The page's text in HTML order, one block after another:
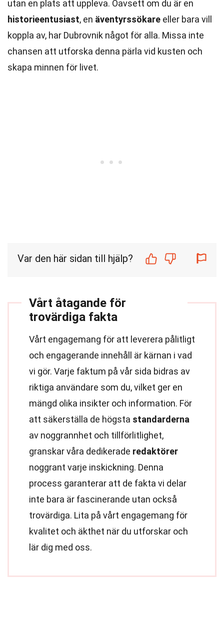
utan en plats att uppleva. Oavsett om du är en
historieentusiast, en äventyrssökare eller bara vill
koppla av, har Dubrovnik något för alla. Missa inte
chansen att utforska denna pärla vid kusten och
skapa minnen för livet.
Var den här sidan till hjälp?
Vårt åtagande för
trovärdiga fakta
Vårt engagemang för att leverera pålitligt
och engagerande innehåll är kärnan i vad
vi gör. Varje faktum på vår sida bidras av
riktiga användare som du, vilket ger en
mängd olika insikter och information. För
att säkerställa de högsta standarderna
av noggrannhet och tillförlitlighet,
granskar våra dedikerade redaktörer
noggrant varje inskickning. Denna
process garanterar att de fakta vi delar
inte bara är fascinerande utan också
trovärdiga. Lita på vårt engagemang för
kvalitet och äkthet när du utforskar och
lär dig med oss.